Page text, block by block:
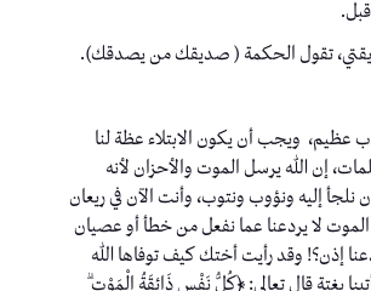
تقول الحكمة ( صديقك من يصدقك).
عظيم، ويجب أن يكون الابتلاء عظة لنا
إن الله يرسل الموت والأحزان لأنه
نلجأ إليه ونؤوب ونتوب، وأنت الآن في ريعان
الموت لا يردعنا عما نفعل من خطأ أو عصيان
إذن؟! وقد رأيت أختك كيف توفاها الله
بغتة قال تعالى: ﴿كُلُّ نَفْسٍ ذَائِقَةُ الْمَوْتِ